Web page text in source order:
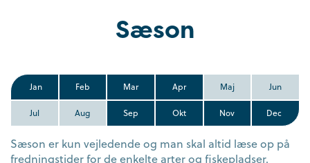
Sæson
Jan Feb Mar Apr Maj Jun
Jul Aug Sep Okt Nov Dec
Sæson er kun vejledende og man skal altid læse op på
fredningstider for de enkelte arter og fiskepladser.